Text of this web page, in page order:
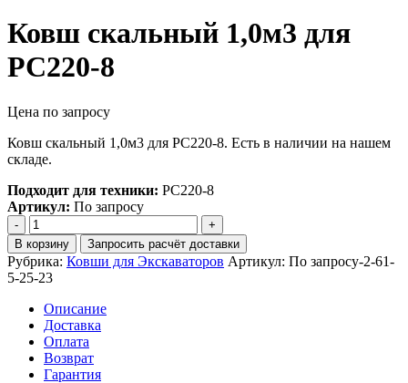
Ковш скальный 1,0м3 для
РС220-8
Цена по запросу
Ковш скальный 1,0м3 для РС220-8. Есть в наличии на нашем
складе.
Подходит для техники: РС220-8
Артикул: По запросу
Количество
Ковш
скальный
1,0м3
для
РС220-
В корзину Запросить расчёт доставки
Рубрика: Ковши для Экскаваторов Артикул: По запросу-2-61-
5-25-23
Описание
Доставка
Оплата
Возврат
Гарантия